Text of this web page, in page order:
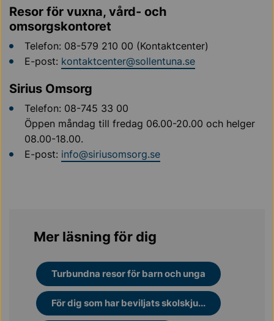
Resor för vuxna, vård- och
omsorgskontoret
Telefon: 08-579 210 00 (Kontaktcenter)
E-post: kontaktcenter@sollentuna.se
Sirius Omsorg
Telefon: 08-745 33 00
Öppen måndag till fredag 06.00-20.00 och helger
08.00-18.00.
E-post: info@siriusomsorg.se
Mer läsning för dig
Turbundna resor för barn och unga
För dig som har beviljats skolskju...